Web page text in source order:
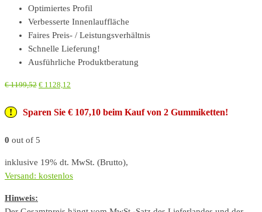
Optimiertes Profil
Verbesserte Innenlauffläche
Faires Preis- / Leistungsverhältnis
Schnelle Lieferung!
Ausführliche Produktberatung
€1199,52 € 1128,12
Sparen Sie € 107,10 beim Kauf von 2 Gummiketten!
0 out of 5
inklusive 19% dt. MwSt. (Brutto),
Versand: kostenlos
Hinweis: